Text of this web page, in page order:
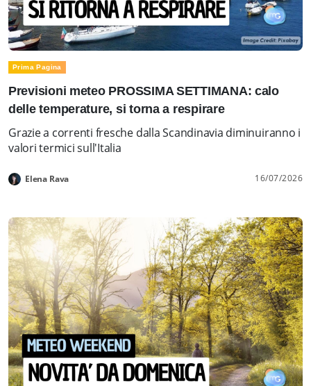
Prima Pagina
Previsioni meteo PROSSIMA SETTIMANA: calo
delle temperature, si torna a respirare
Grazie a correnti fresche dalla Scandinavia diminuiranno i
valori termici sull'Italia
Elena Rava 16/07/2026